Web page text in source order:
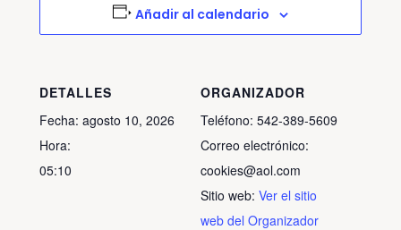
Añadir al calendario
DETALLES
Fecha: agosto 10, 2026
Hora:
05:10
ORGANIZADOR
Teléfono: 542-389-5609
Correo electrónico:
cookies@aol.com
Sitio web: Ver el sitio
web del Organizador